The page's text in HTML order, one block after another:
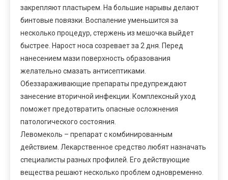
закрепляют пластырем. На большие нарывы делают
бинтовые повязки. Воспаление уменьшится за
несколько процедур, стержень из мешочка выйдет
быстрее. Нарост носа созревает за 2 дня. Перед
нанесением мази поверхность образования
желательно смазать антисептиками.
Обеззараживающие препараты предупреждают
занесение вторичной инфекции. Комплексный уход
поможет предотвратить опасные осложнения
патологического состояния.
Левомеколь – препарат с комбинированным
действием. Лекарственное средство любят назначать
специалисты разных профилей. Его действующие
вещества решают несколько проблем одновременно.